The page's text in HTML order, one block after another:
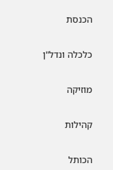
הכנסת
כלכלה ונדל"ן
מוזיקה
קהילות
הכותל